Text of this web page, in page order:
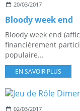
20/03/2017
Bloody week end
Bloody week end
financièrement
populaire...
EN SAVOIR PLUS
02/03/2017